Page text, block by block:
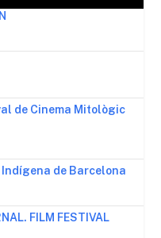
de Cinema Mitològic
Indígena de Barcelona
FILM FESTIVAL